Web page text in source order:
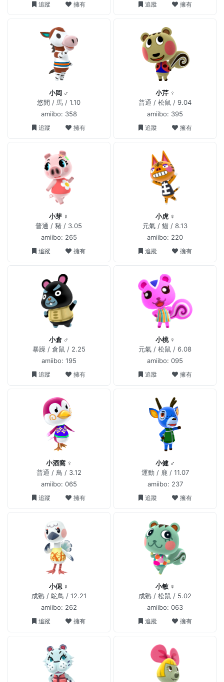
追蹤 擁有 追蹤 擁有
小岡 ♂
悠閒 / 馬 / 1.10
amiibo: 358
追蹤 擁有
小芹 ♀
普通 / 松鼠 / 9.04
amiibo: 395
追蹤 擁有
小芽 ♀
普通 / 豬 / 3.05
amiibo: 265
追蹤 擁有
小虎 ♀
元氣 / 貓 / 8.13
amiibo: 220
追蹤 擁有
小倉 ♂
暴躁 / 倉鼠 / 2.25
amiibo: 195
追蹤 擁有
小桃 ♀
元氣 / 松鼠 / 6.08
amiibo: 095
追蹤 擁有
小酒窩 ♀
普通 / 鳥 / 3.12
amiibo: 065
追蹤 擁有
小健 ♂
運動 / 鹿 / 11.07
amiibo: 237
追蹤 擁有
小偲 ♀
成熟 / 鴕鳥 / 12.21
amiibo: 262
追蹤 擁有
小敏 ♀
成熟 / 松鼠 / 5.02
amiibo: 063
追蹤 擁有